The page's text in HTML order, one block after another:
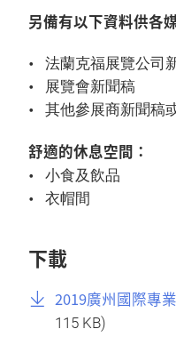
另備有以下資料供各
法蘭克福展覽公司
展覽會新聞稿
其他參展商新聞稿
舒適的休息空間：
小食及飲品
衣帽間
下載
2019廣州國際專
115 KB)